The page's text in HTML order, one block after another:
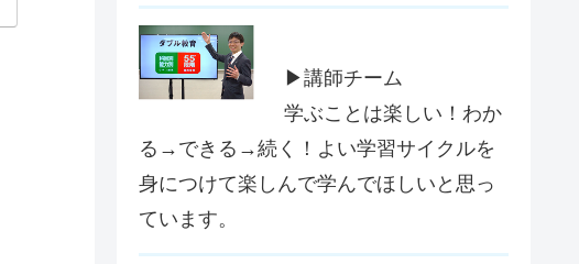
▶講師チーム
学ぶことは楽しい！わか
る→できる→続く！よい学習サイクルを
身につけて楽しんで学んでほしいと思っ
ています。